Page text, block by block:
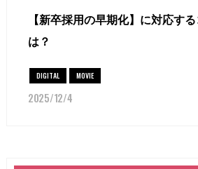
【新卒採用の早期化】に対応す
は？
DIGITAL MOVIE
2025/12/4